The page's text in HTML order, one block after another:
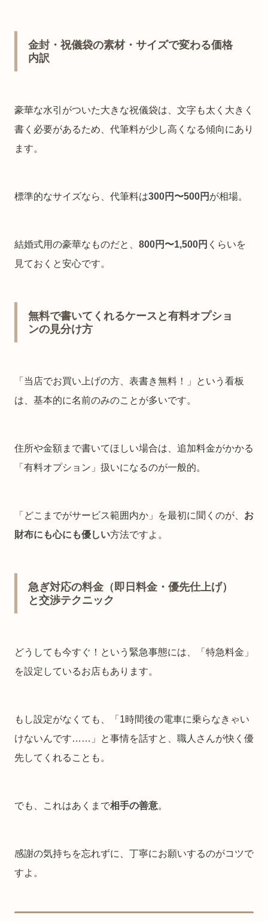
金封・祝儀袋の素材・サイズで変わる価格
内訳
豪華な水引がついた大きな祝儀袋は、文字も太く大きく
書く必要があるため、代筆料が少し高くなる傾向にあり
ます。
標準的なサイズなら、代筆料は300円〜500円 が相場。
結婚式用の豪華なものだと、 800円〜1,500円 くらいを
見ておくと安心です。
無料で書いてくれるケースと有料オプショ
ンの見分け方
「当店でお買い上げの方、表書き無料！」という看板
は、基本的に名前のみのことが多いです。
住所や金額まで書いてほしい場合は、追加料金がかかる
「有料オプション」扱いになるのが一般的。
「どこまでがサービス範囲内か」を最初に聞くのが、 お
財布にも心にも優しい方法ですよ。
急ぎ対応の料金（即日料金・優先仕上げ）
と交渉テクニック
どうしても今すぐ！という緊急事態には、「特急料金」
を設定しているお店もあります。
もし設定がなくても、「1時間後の電車に乗らなきゃい
けないんです……」と事情を話すと、職人さんが快く優
先してくれることも。
でも、これはあくまで相手の善意。
感謝の気持ちを忘れずに、丁寧にお願いするのがコツで
すよ。